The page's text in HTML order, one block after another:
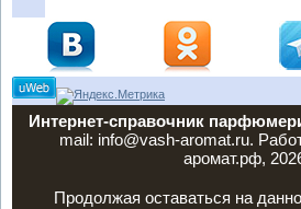
Интернет-справочник
mail: info@vash-aromat.ru.
аромат.рф,
Продолжая оставаться на